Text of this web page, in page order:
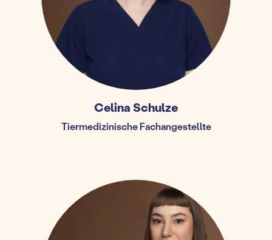
Celina Schulze
Tiermedizinische Fachangestellte